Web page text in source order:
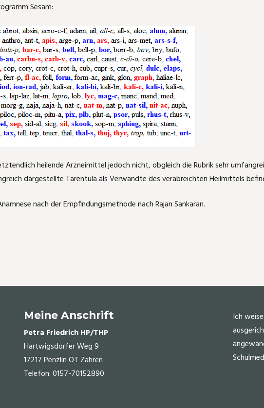
Sesam:
heilende Arzneimittel jedoch nicht, obgleich die Rubrik sehr
dargestellte Tarentula als Verwandte des verabreichten Heilmittels
nach der Empfindungsmethode nach Rajan Sankaran.
Meine Anschrift
Petra Friedrich HP/THP
Hartwigsdorfer Weg 9
17217 Penzlin OT Zahren
Telefon: 0157-70152890
Ich